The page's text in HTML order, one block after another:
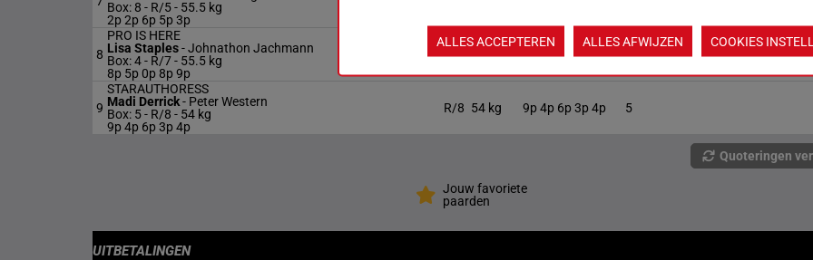
Box: 8 - R/5 - 55.5 kg
2p 2p 6p 5p 3p
8
PRO IS HERE
Lisa Staples-Johnathon Jachmann
Box: 4 - R/7 - 55.5 kg
8p 5p 0p 8p 9p
R/7 55.5 kg 8p 5p 0p 8p 9p 4
9
STARAUTHORESS
Madi Derrick- Peter Western
Box: 5 - R/8 - 54 kg
9p 4p 6p 3p 4p
R/8 54 kg 9p 4p 6p 3p 4p 5
Quoteringen
Jouw favoriete
paarden
UITBETALINGEN
ALLES ACCEPTEREN ALLES AFWIJZEN COOKIES